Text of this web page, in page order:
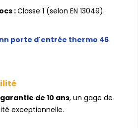
:Classe 1 (selon EN 13049).
porte d'entrée thermo 46
garantie de 10 ans, un gage de
exceptionnelle.